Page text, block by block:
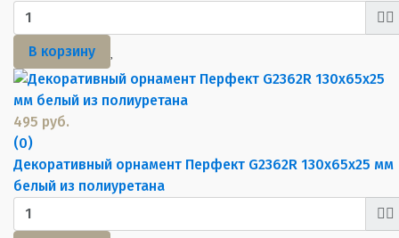
В корзину
495 руб.
(0)
Декоративный орнамент Перфект G2362R 130х65х25 мм
белый из полиуретана